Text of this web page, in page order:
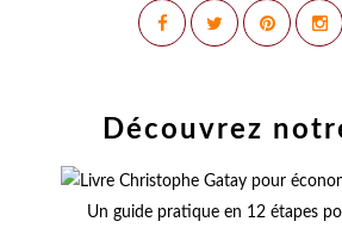
Découvrez
Un guide pratique en 12 étapes